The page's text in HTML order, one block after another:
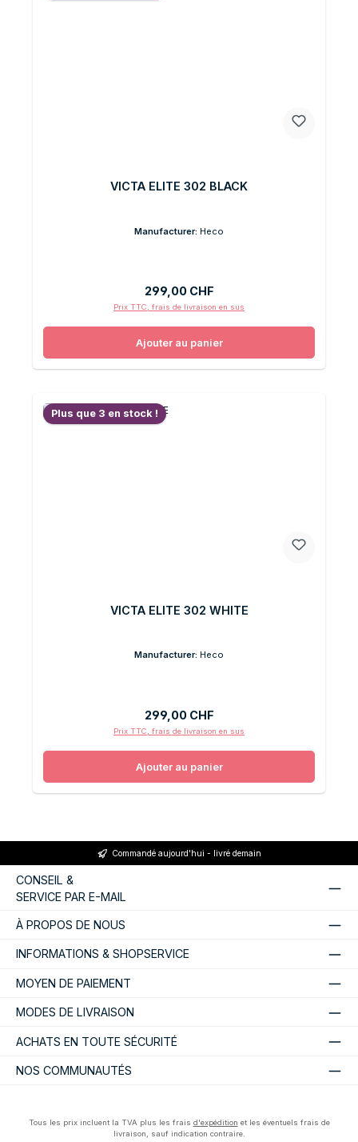
VICTA ELITE 302 BLACK
Manufacturer: Heco
Prix régulier :
299,00 CHF
Prix TTC, frais de livraison en sus
Ajouter au panier
Plus que 3 en stock !
VICTA ELITE 302 WHITE
Manufacturer: Heco
Prix régulier :
299,00 CHF
Prix TTC, frais de livraison en sus
Ajouter au panier
Commandé aujourd'hui - livré demain
CONSEIL &
SERVICE PAR E-MAIL
À PROPOS DE NOUS
INFORMATIONS & SHOPSERVICE
MOYEN DE PAIEMENT
MODES DE LIVRAISON
ACHATS EN TOUTE SÉCURITÉ
NOS COMMUNAUTÉS
Tous les prix incluent la TVA plus les frais d'expédition et les éventuels frais de
livraison, sauf indication contraire.